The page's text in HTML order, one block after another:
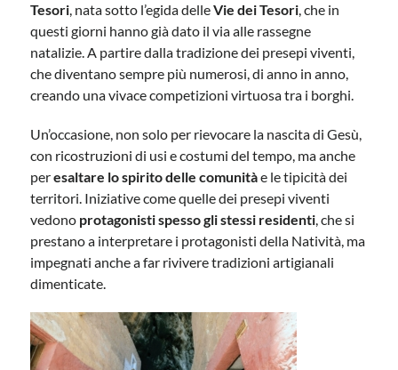
Tesori, nata sotto l’egida delleVie dei Tesori, che in
questi giorni hanno già dato il via alle rassegne
natalizie. A partire dalla tradizione dei presepi viventi,
che diventano sempre più numerosi, di anno in anno,
creando una vivace competizioni virtuosa tra i borghi.
Un’occasione, non solo per rievocare la nascita di Gesù,
con ricostruzioni di usi e costumi del tempo, ma anche
peresaltare lo spirito delle comunitàe le tipicità dei
territori. Iniziative come quelle dei presepi viventi
vedono protagonisti spesso gli stessi residenti, che si
prestano a interpretare i protagonisti della Natività, ma
impegnati anche a far rivivere tradizioni artigianali
dimenticate.